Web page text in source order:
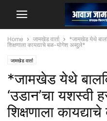
Home जामखेड वार्ता
*जामखेड येथे
शिक्षणाला कायद्याचे बळ-योगेश अब्दुले*
जामखेड वार्ता
*जामखेड येथे
‘उडान’चा यशस्वी
शिक्षणाला